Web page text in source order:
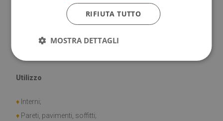
Dimensione della piastrella: 30x30 cm
Spessore della piastrella: 1,6 mm
Utilizzo
♦ Interni;
♦ Pareti, pavimenti, soffitti;
RIFIUTA TUTTO
MOSTRA DETTAGLI